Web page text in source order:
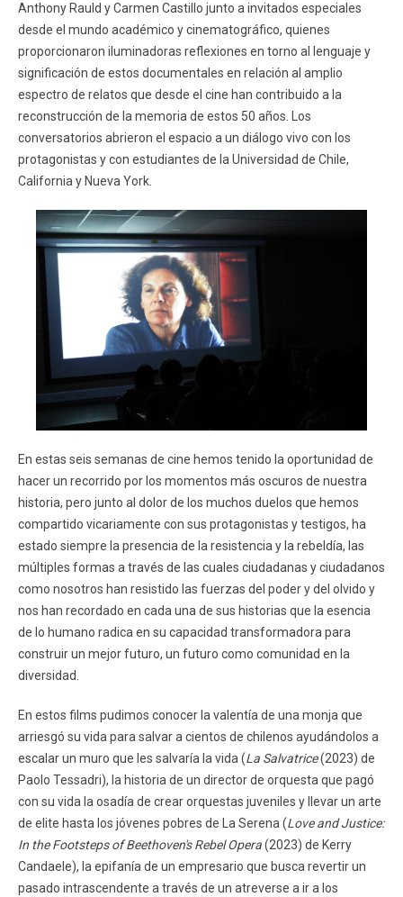
Anthony Rauld y Carmen Castillo junto a invitados especiales
desde el mundo académico y cinematográfico, quienes
proporcionaron iluminadoras reflexiones en torno al lenguaje y
significación de estos documentales en relación al amplio
espectro de relatos que desde el cine han contribuido a la
reconstrucción de la memoria de estos 50 años. Los
conversatorios abrieron el espacio a un diálogo vivo con los
protagonistas y con estudiantes de la Universidad de Chile,
California y Nueva York.
En estas seis semanas de cine hemos tenido la oportunidad de
hacer un recorrido por los momentos más oscuros de nuestra
historia, pero junto al dolor de los muchos duelos que hemos
compartido vicariamente con sus protagonistas y testigos, ha
estado siempre la presencia de la resistencia y la rebeldía, las
múltiples formas a través de las cuales ciudadanas y ciudadanos
como nosotros han resistido las fuerzas del poder y del olvido y
nos han recordado en cada una de sus historias que la esencia
de lo humano radica en su capacidad transformadora para
construir un mejor futuro, un futuro como comunidad en la
diversidad.
En estos films pudimos conocer la valentía de una monja que
arriesgó su vida para salvar a cientos de chilenos ayudándolos a
escalar un muro que les salvaría la vida (La Salvatrice(2023) de
Paolo Tessadri), la historia de un director de orquesta que pagó
con su vida la osadía de crear orquestas juveniles y llevar un arte
de elite hasta los jóvenes pobres de La Serena (Love and Justice:
In the Footsteps of Beethoven's Rebel Opera(2023) de Kerry
Candaele), la epifanía de un empresario que busca revertir un
pasado intrascendente a través de un atreverse a ir a los